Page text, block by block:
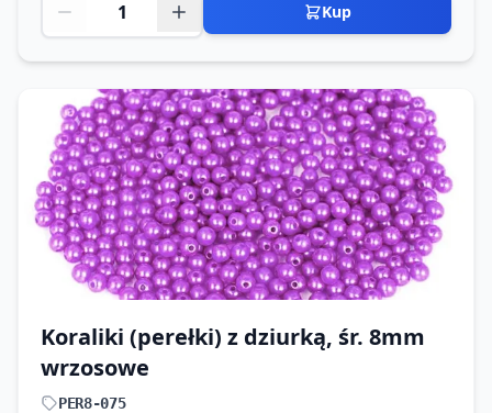
Kup
Koraliki (perełki) z dziurką, śr. 8mm
wrzosowe
PER8-075